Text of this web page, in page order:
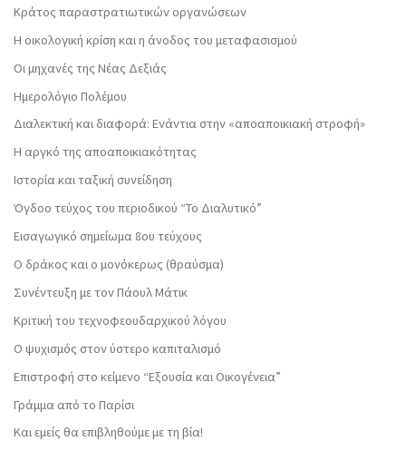
Κράτος παραστρατιωτικών οργανώσεων
Η οικολογική κρίση και η άνοδος του μεταφασισμού
Οι μηχανές της Νέας Δεξιάς
Ημερολόγιο Πολέμου
Διαλεκτική και διαφορά: Ενάντια στην «αποαποικιακή στροφή»
Η αργκό της αποαποικιακότητας
Ιστορία και ταξική συνείδηση
Όγδοο τεύχος του περιοδικού “Το Διαλυτικό”
Εισαγωγικό σημείωμα 8ου τεύχους
Ο δράκος και ο μονόκερως (θραύσμα)
Συνέντευξη με τον Πάουλ Μάτικ
Κριτική του τεχνοφεουδαρχικού λόγου
Ο ψυχισμός στον ύστερο καπιταλισμό
Επιστροφή στο κείμενο “Εξουσία και Οικογένεια”
Γράμμα από το Παρίσι
Και εμείς θα επιβληθούμε με τη βία!